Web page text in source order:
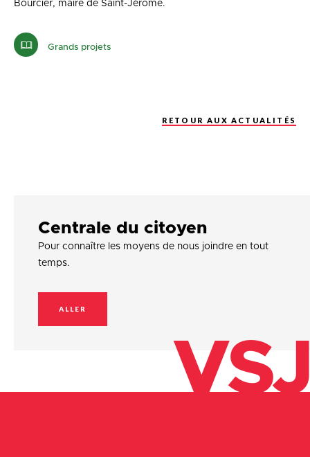
Bourcier, maire de Saint-Jérôme.
Grands projets
RETOUR AUX ACTUALITÉS
Centrale du citoyen
Pour connaître les moyens de nous joindre en tout
temps.
ALLER
VSJ